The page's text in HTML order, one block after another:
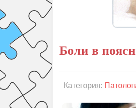
Боли в
Категория: